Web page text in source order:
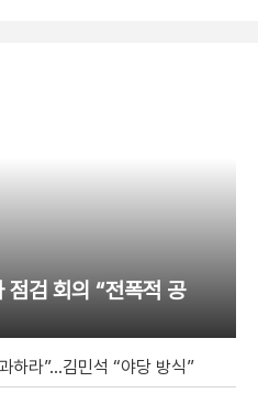
점검 회의 “전폭적 공
하라”…김민석 “야당 방식”